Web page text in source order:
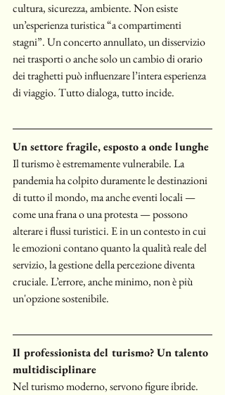
cultura, sicurezza, ambiente. Non esiste
un’esperienza turistica “a compartimenti
stagni”. Un concerto annullato, un disservizio
nei trasporti o anche solo un cambio di orario
dei traghetti può influenzare l’intera esperienza
di viaggio. Tutto dialoga, tutto incide.
Un settore fragile, esposto a onde lunghe
Il turismo è estremamente vulnerabile. La
pandemia ha colpito duramente le destinazioni
di tutto il mondo, ma anche eventi locali —
come una frana o una protesta — possono
alterare i flussi turistici. E in un contesto in cui
le emozioni contano quanto la qualità reale del
servizio, la gestione della percezione diventa
cruciale. L’errore, anche minimo, non è più
un'opzione sostenibile.
Il professionista del turismo? Un talento
multidisciplinare
Nel turismo moderno, servono figure ibride.